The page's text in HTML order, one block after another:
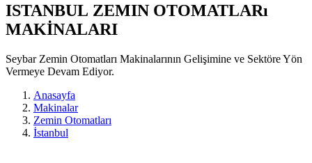
ISTANBUL ZEMIN OTOMATLARı
MAKİNALARI
Seybar Zemin Otomatları Makinalarının Gelişimine ve Sektöre Yön
Vermeye Devam Ediyor.
Anasayfa
Makinalar
Zemin Otomatları
İstanbul